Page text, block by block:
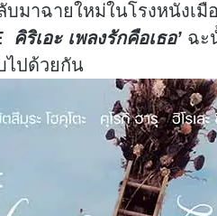
มาฉายใหม่ในโรงหนังเมื
คิริเอะ เพลงรักคือเธอ’ ฉะ
ไปด้วยกัน